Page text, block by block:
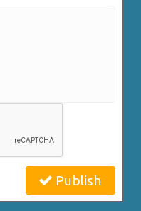
Publish